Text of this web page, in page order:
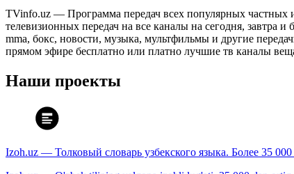
TVinfo.uz — Программа передач всех популярных частных
телевизионных передач на все каналы на сегодня,
mma, бокс, новости, музыка, мультфильмы и другие
прямом эфире бесплатно или платно лучшие тв каналы
Наши проекты
Izoh.uz — Толковый словарь узбекского языка. Более 35